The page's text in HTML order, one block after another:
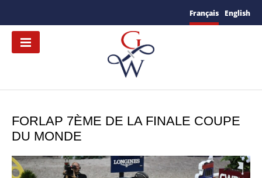
Français English
FORLAP 7ÈME DE LA FINALE COUPE
DU MONDE